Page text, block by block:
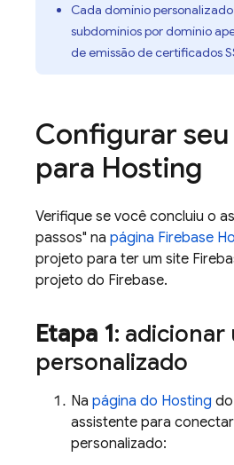
Cada domínio
subdomínios por domínio
de emissão de certificados
Configurar
para Hosting
Verifique se você concluiu o
passos" na página Firebase
projeto para ter um site
projeto do Firebase.
Etapa 1:
personalizado
Na página do Hosting
assistente para
personalizado: